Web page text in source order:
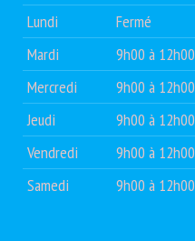
Lundi
Fermé
Mardi
9h00 à 12h00
Mercredi
9h00 à 12h00
Jeudi
9h00 à 12h00
Vendredi
9h00 à 12h00
Samedi
9h00 à 12h00